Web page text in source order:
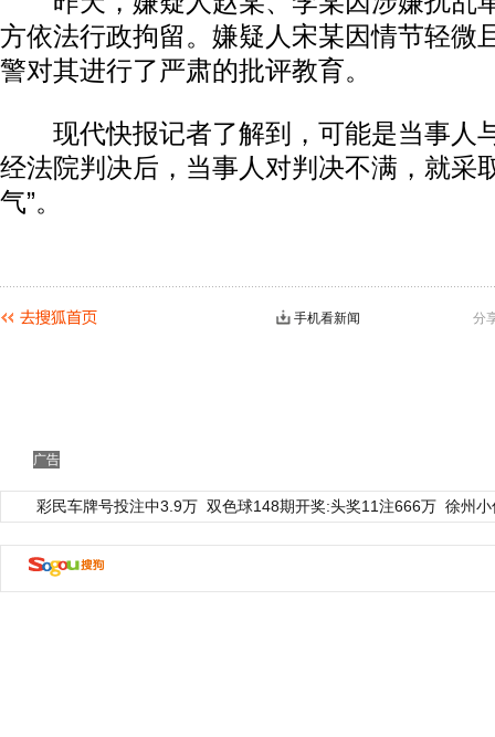
方依法行政拘留。嫌疑人宋某因情节轻微
警对其进行了严肃的批评教育。
现代快报记者了解到，可能是当事人
经法院判决后，当事人对判决不满，就采
气”。
分
手机看新闻
广告
彩民车牌号投注中3.9万 双色球148期开奖:头奖11注666万 徐州